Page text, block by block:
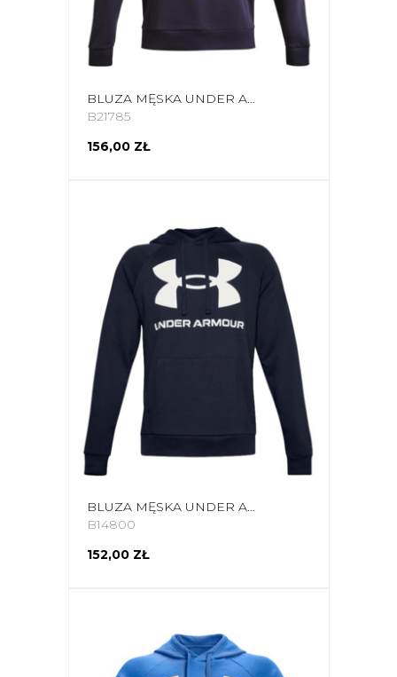
BLUZA MĘSKA UNDER ARMOUR RIVAL FLEECE BIG LOGO HD FIOLETOWA 1357093 558
B21785
156,00 ZŁ
BLUZA MĘSKA UNDER ARMOUR RIVAL FLEECE BIG LOGO HD GRANATOWA 1357093 410
B14800
152,00 ZŁ